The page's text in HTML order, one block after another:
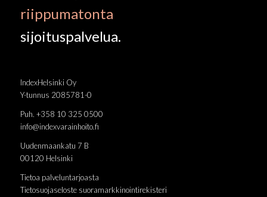
riippumatonta
sijoituspalvelua.
IndexHelsinki Oy
Y-tunnus 2085781-0
Puh. +358 10 325 0500
info@indexvarainhoito.fi
Uudenmaankatu 7 B
00120 Helsinki
Tietoa palveluntarjoasta
Tietosuojaseloste suoramarkkinointirekisteri